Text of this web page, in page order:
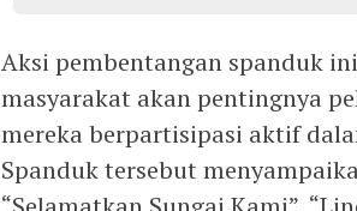
Aksi pembentangan spanduk
masyarakat akan pentingnya
mereka berpartisipasi aktif
Spanduk tersebut